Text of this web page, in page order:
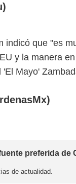
indicó que "es
y la manera
Mayo'
preferida de
de actualidad.